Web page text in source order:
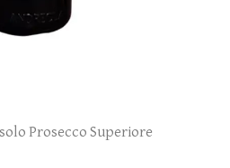
Prosecco Superiore